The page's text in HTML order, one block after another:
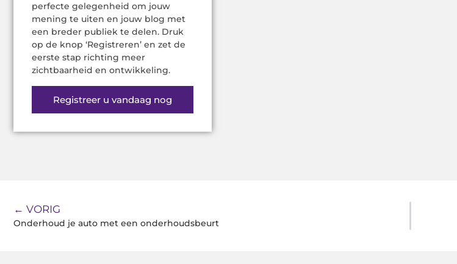
perfecte gelegenheid om jouw
mening te uiten en jouw blog met
een breder publiek te delen. Druk
op de knop ‘Registreren’ en zet de
eerste stap richting meer
zichtbaarheid en ontwikkeling.
Registreer u vandaag nog
← VORIG
Onderhoud je auto met een onderhoudsbeurt